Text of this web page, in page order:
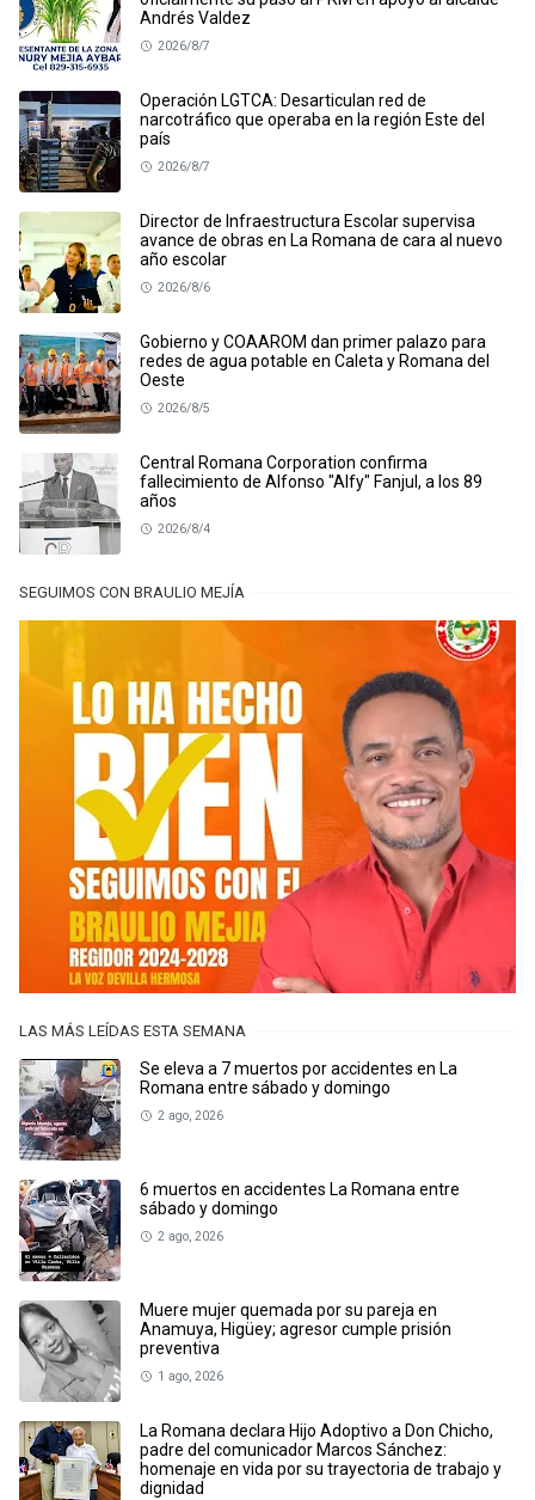
Andrés Valdez
2026/8/7
Operación LGTCA: Desarticulan red de
narcotráfico que operaba en la región Este del
país
2026/8/7
Director de Infraestructura Escolar supervisa
avance de obras en La Romana de cara al nuevo
año escolar
2026/8/6
Gobierno y COAAROM dan primer palazo para
redes de agua potable en Caleta y Romana del
Oeste
2026/8/5
Central Romana Corporation confirma
fallecimiento de Alfonso "Alfy" Fanjul, a los 89
años
2026/8/4
SEGUIMOS CON BRAULIO MEJÍA
LAS MÁS LEÍDAS ESTA SEMANA
Se eleva a 7 muertos por accidentes en La
Romana entre sábado y domingo
2 ago, 2026
6 muertos en accidentes La Romana entre
sábado y domingo
2 ago, 2026
Muere mujer quemada por su pareja en
Anamuya, Higüey; agresor cumple prisión
preventiva
1 ago, 2026
La Romana declara Hijo Adoptivo a Don Chicho,
padre del comunicador Marcos Sánchez:
homenaje en vida por su trayectoria de trabajo y
dignidad